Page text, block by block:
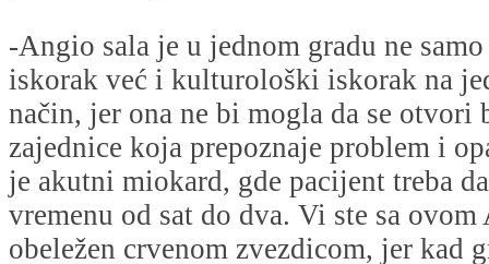
-Angio sala je u jednom gradu ne
iskorak već i kulturološki iskorak na
način, jer ona ne bi mogla da se otvori
zajednice koja prepoznaje problem i
je akutni miokard, gde pacijent treba
vremenu od sat do dva. Vi ste sa
obeležen crvenom zvezdicom, jer kad